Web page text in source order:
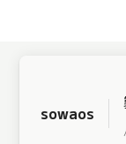
sowaos